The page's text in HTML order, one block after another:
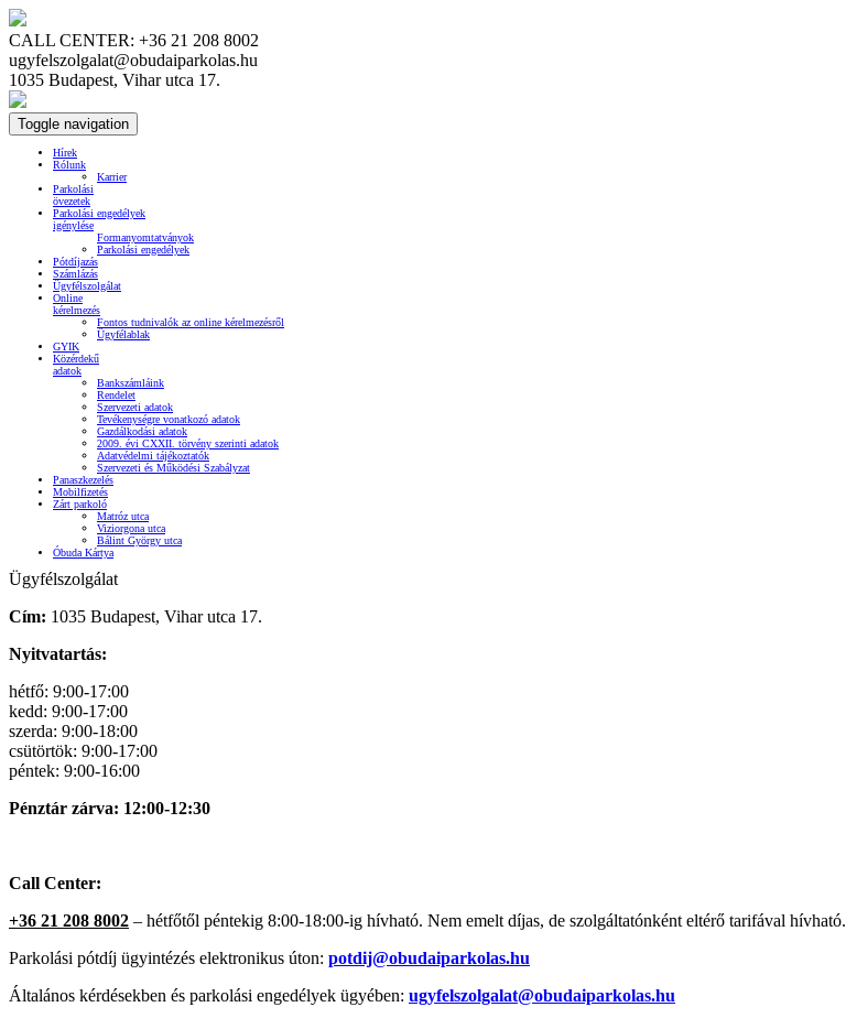
CALL CENTER: +36 21 208 8002
ugyfelszolgalat@obudaiparkolas.hu
1035 Budapest, Vihar utca 17.
Toggle navigation
Hírek
Rólunk
Karrier
Parkolási
övezetek
Parkolási engedélyek
igénylése
Formanyomtatványok
Parkolási engedélyek
Pótdíjazás
Számlázás
Ügyfélszolgálat
Online
kérelmezés
Fontos tudnivalók az online kérelmezésről
Ügyfélablak
GYIK
Közérdekű
adatok
Bankszámláink
Rendelet
Szervezeti adatok
Tevékenységre vonatkozó adatok
Gazdálkodási adatok
2009. évi CXXII. törvény szerinti adatok
Adatvédelmi tájékoztatók
Szervezeti és Működési Szabályzat
Panaszkezelés
Mobilfizetés
Zárt parkoló
Matróz utca
Viziorgona utca
Bálint György utca
Óbuda Kártya
Ügyfélszolgálat
Cím: 1035 Budapest, Vihar utca 17.
Nyitvatartás:
hétfő: 9:00-17:00
kedd: 9:00-17:00
szerda: 9:00-18:00
csütörtök: 9:00-17:00
péntek: 9:00-16:00
Pénztár zárva: 12:00-12:30
Call Center:
+36 21 208 8002 – hétfőtől péntekig 8:00-18:00-ig hívható. Nem emelt díjas, de szolgáltatónként eltérő tarifával hívható.
Parkolási pótdíj ügyintézés elektronikus úton: potdij@obudaiparkolas.hu
Általános kérdésekben és parkolási engedélyek ügyében: ugyfelszolgalat@obudaiparkolas.hu